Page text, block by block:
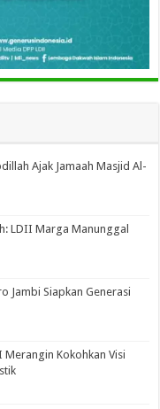
Ajak Jamaah Masjid Al-
LDII Marga Manunggal
Jambi Siapkan Generasi
Kokohkan Visi